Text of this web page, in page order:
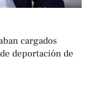
cargados
deportación de